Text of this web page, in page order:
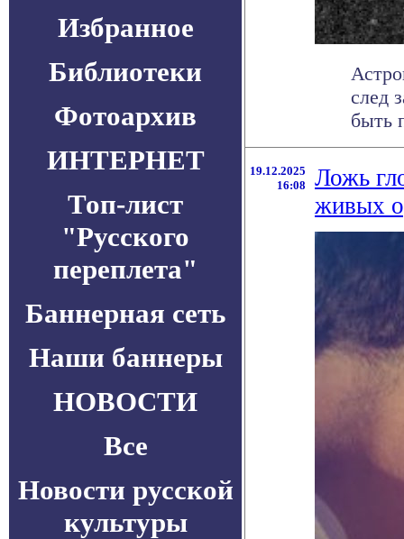
Избранное
Библиотеки
Фотоархив
ИНТЕРНЕТ
Топ-лист
"Русского
переплета"
Баннерная сеть
Наши баннеры
НОВОСТИ
Все
Новости русской
культуры
след
быть
19.12.2025
16:08
Ложь
живых